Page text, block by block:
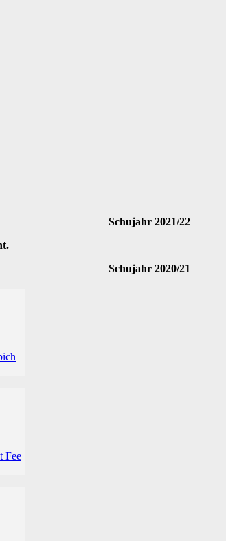
Schujahr 2021/22
Schujahr 2020/21